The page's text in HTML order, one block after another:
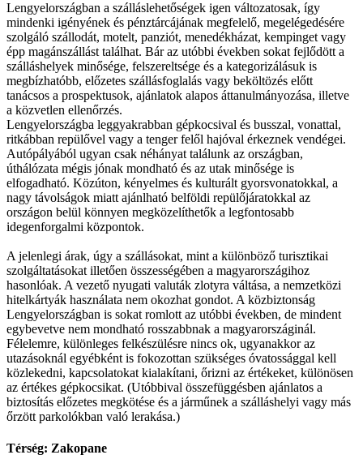
Lengyelországban a szálláslehetőségek igen változatosak, így
mindenki igényének és pénztárcájának megfelelő, megelégedésére
szolgáló szállodát, motelt, panziót, menedékházat, kempinget vagy
épp magánszállást találhat. Bár az utóbbi években sokat fejlődött a
szálláshelyek minősége, felszereltsége és a kategorizálásuk is
megbízhatóbb, előzetes szállásfoglalás vagy beköltözés előtt
tanácsos a prospektusok, ajánlatok alapos áttanulmányozása, illetve
a közvetlen ellenőrzés.
Lengyelországba leggyakrabban gépkocsival és busszal, vonattal,
ritkábban repülővel vagy a tenger felől hajóval érkeznek vendégei.
Autópályából ugyan csak néhányat találunk az országban,
úthálózata mégis jónak mondható és az utak minősége is
elfogadható. Közúton, kényelmes és kulturált gyorsvonatokkal, a
nagy távolságok miatt ajánlható belföldi repülőjáratokkal az
országon belül könnyen megközelíthetők a legfontosabb
idegenforgalmi központok.
A jelenlegi árak, úgy a szállásokat, mint a különböző turisztikai
szolgáltatásokat illetően összességében a magyarországihoz
hasonlóak. A vezető nyugati valuták zlotyra váltása, a nemzetközi
hitelkártyák használata nem okozhat gondot. A közbiztonság
Lengyelországban is sokat romlott az utóbbi években, de mindent
egybevetve nem mondható rosszabbnak a magyarországinál.
Félelemre, különleges felkészülésre nincs ok, ugyanakkor az
utazásoknál egyébként is fokozottan szükséges óvatossággal kell
közlekedni, kapcsolatokat kialakítani, őrizni az értékeket, különösen
az értékes gépkocsikat. (Utóbbival összefüggésben ajánlatos a
biztosítás előzetes megkötése és a járműnek a szálláshelyi vagy más
őrzött parkolókban való lerakása.)
Térség: Zakopane